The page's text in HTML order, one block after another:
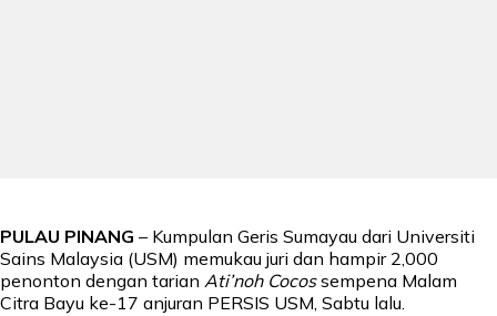
PULAU PINANG – Kumpulan Geris Sumayau dari Universiti
Sains Malaysia (USM) memukau juri dan hampir 2,000
penonton dengan tarian Ati’noh Cocossempena Malam
Citra Bayu ke-17 anjuran PERSIS USM, Sabtu lalu.